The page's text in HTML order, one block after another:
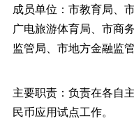
成员单位：市教育局、
广电旅游体育局、市商
监管局、市地方金融监
主要职责：负责在各自
民币应用试点工作。